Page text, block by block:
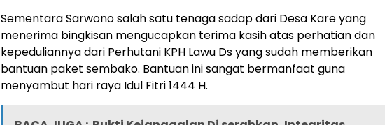
Sementara Sarwono salah satu tenaga sadap dari Desa Kare yang
menerima bingkisan mengucapkan terima kasih atas perhatian dan
kepeduliannya dari Perhutani KPH Lawu Ds yang sudah memberikan
bantuan paket sembako. Bantuan ini sangat bermanfaat guna
menyambut hari raya Idul Fitri 1444 H.